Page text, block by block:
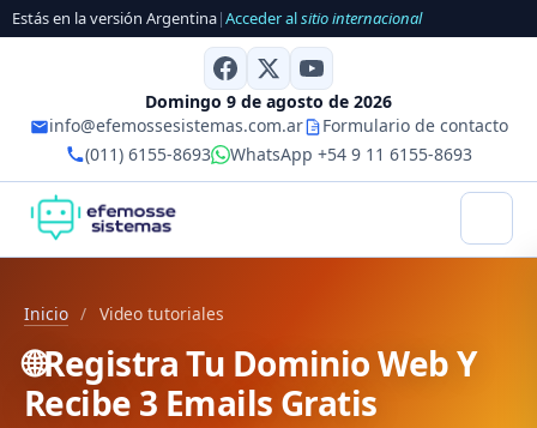
Estás en la versión Argentina|Acceder alsitio internacional
Domingo 9 de agosto de 2026
info@efemossesistemas.com.ar
Formulario de contacto
(011) 6155-8693
WhatsApp +54 9 11 6155-8693
Inicio / Video tutoriales
🌐Registra Tu Dominio Web Y
Recibe 3 Emails Gratis